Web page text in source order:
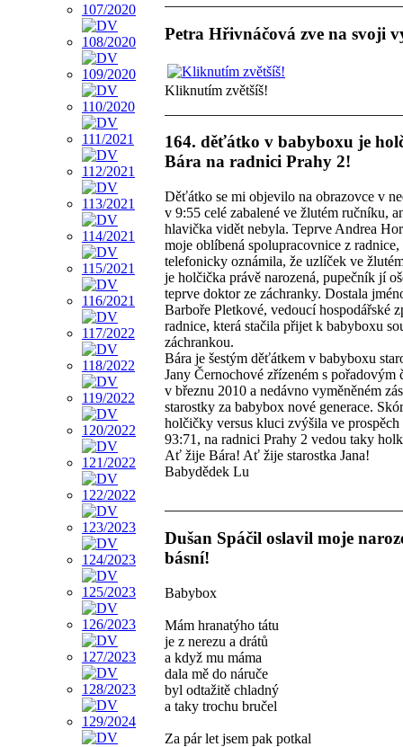
Petra Hřivnáčová zve na svoji
Kliknutím zvětšíš!
164. děťátko v babyboxu je
Bára na radnici Prahy 2!
Děťátko se mi objevilo na obrazovce v
v 9:55 celé zabalené ve žlutém ručníku,
hlavička vidět nebyla. Teprve Andrea
moje oblíbená spolupracovnice z radnice,
telefonicky oznámila, že uzlíček ve
je holčička právě narozená, pupečník jí
teprve doktor ze záchranky. Dostala
Barboře Pletkové, vedoucí hospodářské
radnice, která stačila přijet k babyboxu
záchrankou.
Bára je šestým děťátkem v babyboxu
Jany Černochové zřízeném s pořadovým
v březnu 2010 a nedávno vyměněném
starostky za babybox nové generace.
holčičky versus kluci zvýšila ve prospěch
93:71, na radnici Prahy 2 vedou taky
Ať žije Bára! Ať žije starostka Jana!
Babydědek Lu
Dušan Spáčil oslavil moje
básní!
Babybox
Mám hranatýho tátu
je z nerezu a drátů
a když mu máma
dala mě do náruče
byl odtažitě chladný
a taky trochu bručel
Za pár let jsem pak potkal